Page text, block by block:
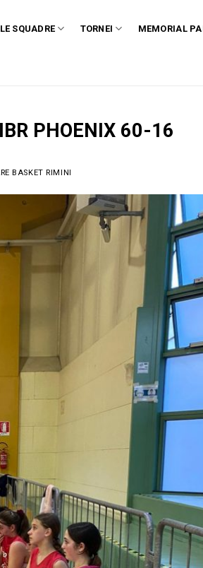
LE SQUADRE TORNEI MEMORIAL
PHOENIX 60-16
BASKET RIMINI